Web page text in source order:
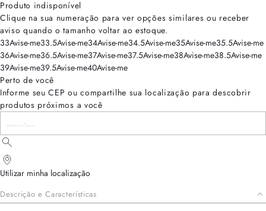
Produto indisponível
Clique na sua numeração para ver opções similares ou receber
aviso quando o tamanho voltar ao estoque.
33Avise-me33.5Avise-me34Avise-me34.5Avise-me35Avise-me35.5Avise-me
36Avise-me36.5Avise-me37Avise-me37.5Avise-me38Avise-me38.5Avise-me
39Avise-me39.5Avise-me40Avise-me
Perto de você
Informe seu CEP ou compartilhe sua localização para descobrir
produtos próximos a você
Utilizar minha localização
Descrição e Características